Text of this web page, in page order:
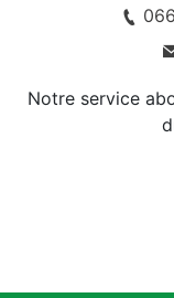
Notre service